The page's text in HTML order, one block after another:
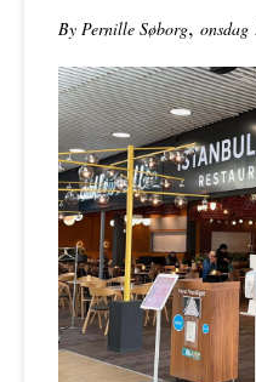
By Pernille Søborg,